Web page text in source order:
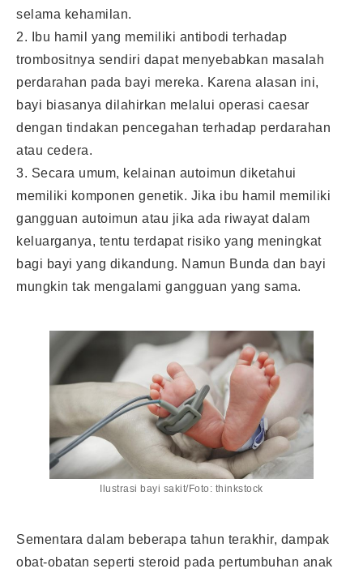
selama kehamilan.
2. Ibu hamil yang memiliki antibodi terhadap
trombositnya sendiri dapat menyebabkan masalah
perdarahan pada bayi mereka. Karena alasan ini,
bayi biasanya dilahirkan melalui operasi caesar
dengan tindakan pencegahan terhadap perdarahan
atau cedera.
3. Secara umum, kelainan autoimun diketahui
memiliki komponen genetik. Jika ibu hamil
memiliki
gangguan autoimun atau jika ada riwayat dalam
keluarganya, tentu terdapat risiko yang meningkat
bagi bayi yang dikandung. Namun Bunda dan bayi
mungkin tak mengalami gangguan yang sama.
Ilustrasi bayi sakit/Foto: thinkstock
Sementara dalam beberapa tahun terakhir, dampak
obat-obatan seperti steroid pada pertumbuhan anak